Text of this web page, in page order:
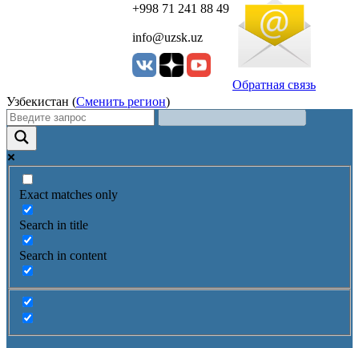
+998 71 241 88 49
info@uzsk.uz
Обратная связь
Узбекистан (Сменить регион)
Exact matches only
Search in title
Search in content